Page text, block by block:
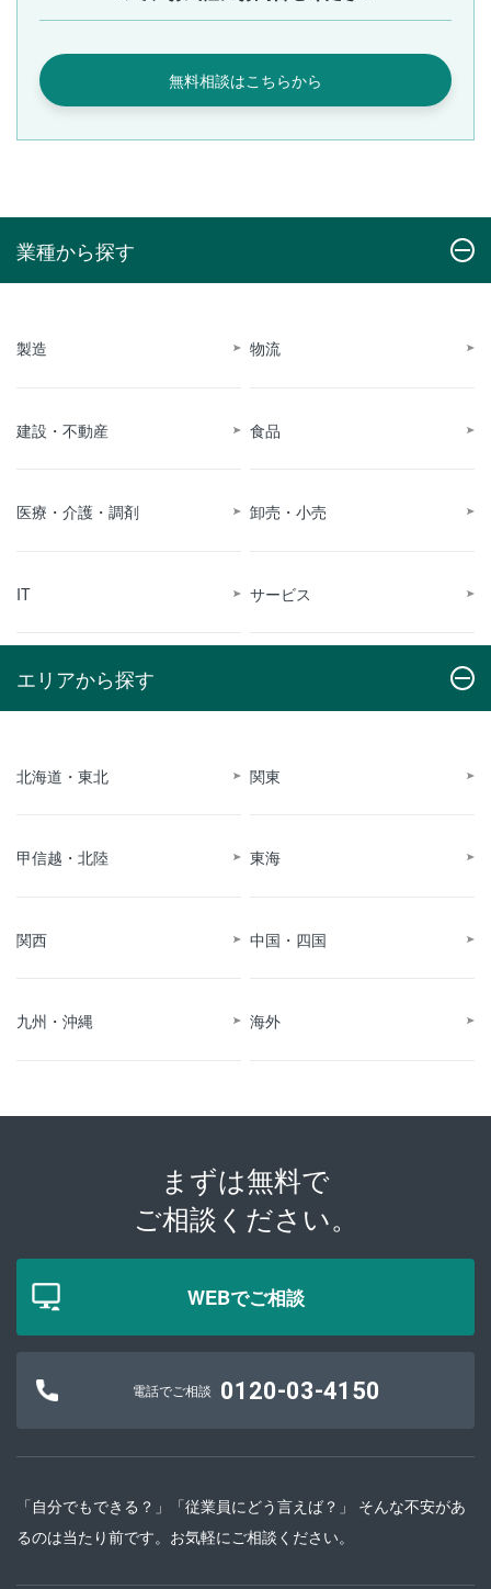
無料相談はこちらから
業種から探す
製造 物流
建設・不動産 食品
医療・介護・調剤 卸売・小売
IT サービス
エリアから探す
北海道・東北 関東
甲信越・北陸 東海
関西 中国・四国
九州・沖縄 海外
まずは無料で
ご相談ください。
WEBでご相談
電話でご相談 0120-03-4150
「自分でもできる？」「従業員にどう言えば？」 そんな不安があ
るのは当たり前です。お気軽にご相談ください。